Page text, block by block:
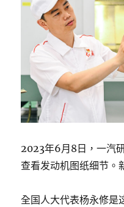
2023年6月8日，一汽
查看发动机图纸细节。
全国人大代表杨永修是